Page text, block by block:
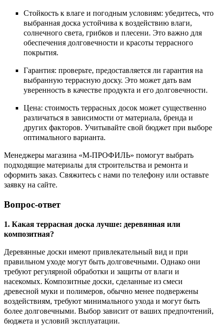
Стойкость к влаге и погодным условиям: убедитесь, что
выбранная доска устойчива к воздействию влаги,
солнечного света, грибков и плесени. Это важно для
обеспечения долговечности и красоты террасного
покрытия.
Гарантия: проверьте, предоставляется ли гарантия на
выбранную террасную доску. Это может дать вам
уверенность в качестве продукта и его долговечности.
Цена: стоимость террасных досок может существенно
различаться в зависимости от материала, бренда и
других факторов. Учитывайте свой бюджет при выборе
оптимального варианта.
Менеджеры магазина «М-ПРОФИЛЬ» помогут выбрать
подходящие материалы для строительства и ремонта и
оформить заказ. Свяжитесь с нами по телефону или оставьте
заявку на сайте.
Вопрос-ответ
1. Какая террасная доска лучше: деревянная или
композитная?
Деревянные доски имеют привлекательный вид и при
правильном уходе могут быть долговечными. Однако они
требуют регулярной обработки и защиты от влаги и
насекомых. Композитные доски, сделанные из смеси
древесной муки и полимеров, обычно менее подвержены
воздействиям, требуют минимального ухода и могут быть
более долговечными. Выбор зависит от ваших предпочтений,
бюджета и условий эксплуатации.